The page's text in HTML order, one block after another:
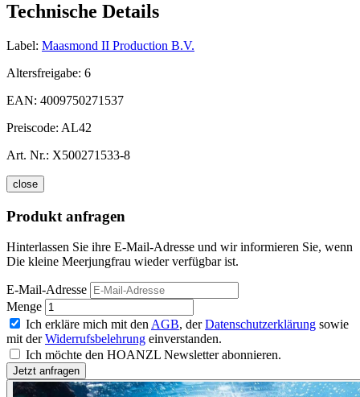
Technische Details
Label: Maasmond II Production B.V.
Altersfreigabe: 6
EAN: 4009750271537
Preiscode: AL42
Art. Nr.: X500271533-8
close
Produkt anfragen
Hinterlassen Sie ihre E-Mail-Adresse und wir informieren Sie, wenn
Die kleine Meerjungfrau wieder verfügbar ist.
E-Mail-Adresse
Menge
Ich erkläre mich mit den AGB, derDatenschutzerklärung sowie
mit derWiderrufsbelehrung einverstanden.
Ich möchte den HOANZL Newsletter abonnieren.